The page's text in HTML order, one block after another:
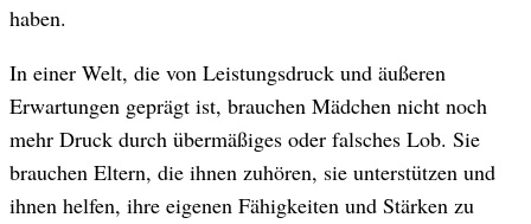
haben.
In einer Welt, die von Leistungsdruck und äußeren
Erwartungen geprägt ist, brauchen Mädchen nicht noch
mehr Druck durch übermäßiges oder falsches Lob. Sie
brauchen Eltern, die ihnen zuhören, sie unterstützen und
ihnen helfen, ihre eigenen Fähigkeiten und Stärken zu